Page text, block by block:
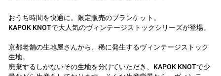
おうち時間を快適に。限定販売のブランケット。
KAPOK KNOTで大人気のヴィンテージストックシリーズが登場。
京都老舗の生地屋さんから、稀に発生するヴィンテージストック
生地。
廃棄するしかないその生地を分けていただき、KAPOK KNOTで少